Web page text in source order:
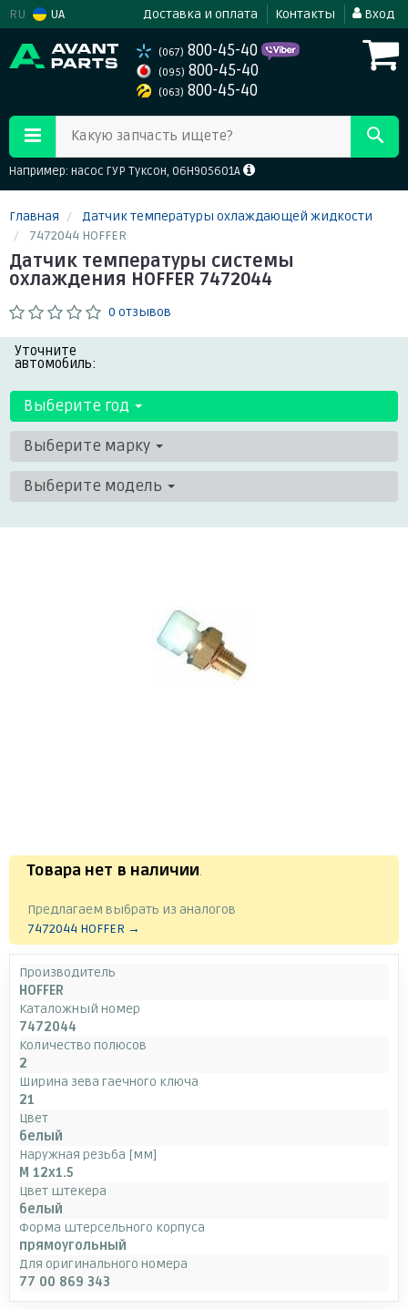
RU UA Доставка и оплата Контакты Вход
(067) 800-45-40
(095) 800-45-40
(063) 800-45-40
Какую запчасть ищете?
Например: насос ГУР Туксон, 06H905601A
Главная
Датчик температуры охлаждающей жидкости
7472044 HOFFER
Датчик температуры системы
охлаждения HOFFER 7472044
0 отзывов
Уточните
автомобиль:
Выберите год
Выберите марку
Выберите модель
Товара нет в наличии.
Предлагаем выбрать из аналогов
7472044 HOFFER →
Производитель
HOFFER
Каталожный номер
7472044
Количество полюсов
2
Ширина зева гаечного ключа
21
Цвет
белый
Наружная резьба [мм]
M 12x1.5
Цвет штекера
белый
Форма штерсельного корпуса
прямоугольный
Для оригинального номера
77 00 869 343